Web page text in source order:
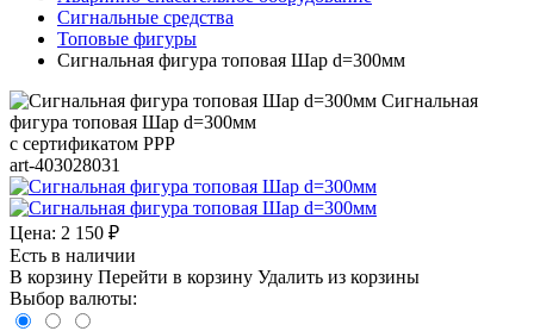
Сигнальные средства
Топовые фигуры
Сигнальная фигура топовая Шар d=300мм
Сигнальная
фигура топовая Шар d=300мм
с сертификатом РРР
art-403028031
Цена: 2 150 ₽
Есть в наличии
В корзину Перейти в корзину Удалить из корзины
Выбор валюты: